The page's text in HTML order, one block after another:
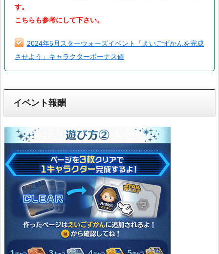
す。
こちらも参考にして下さい。
2024年5月スターウォーズイベント「えいごずかんを完成
させよう」キャラクターボーナス値
イベント報酬